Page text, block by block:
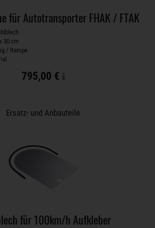
für Autotransporter FHAK / FTAK
30 cm
/ Rampe
795,00 €
Ersatz- und Anbauteile
für 100km/h Aufkleber